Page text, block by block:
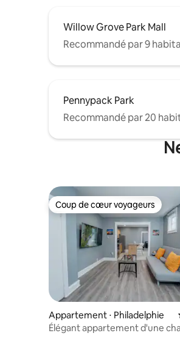
Willow Grove Park Mall
Recommandé par 9
Pennypack Park
Recommandé par 20
Coup de cœur voyageurs
Coup de cœur voyageurs
Appartement ⋅ Philadelphie
Élégant appartement d'une